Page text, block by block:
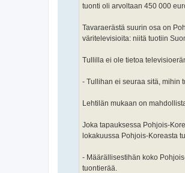
tuonti oli arvoltaan 450 000
Tavaraerästä suurin osa on
väritelevisioita: niitä tuotiin
Tullilla ei ole tietoa
- Tullihan ei seuraa sitä, mihin
Lehtilän mukaan on
Joka tapauksessa Pohjois-
lokakuussa Pohjois-Koreasta
- Määrällisestihän koko
tuontierää.